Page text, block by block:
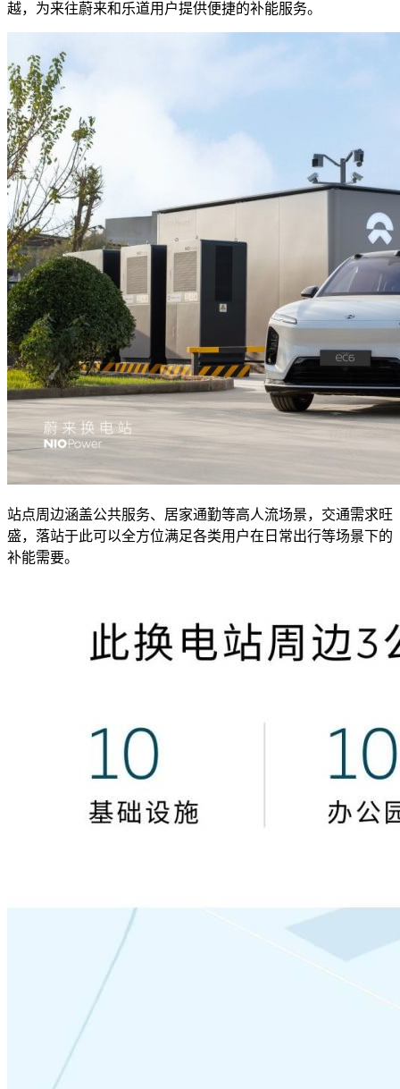
越，为来往蔚来和乐道用户提供便捷的补能服务。
站点周边涵盖公共服务、居家通勤等高人流场景，交通需求旺
盛，落站于此可以全方位满足各类用户在日常出行等场景下的
补能需要。